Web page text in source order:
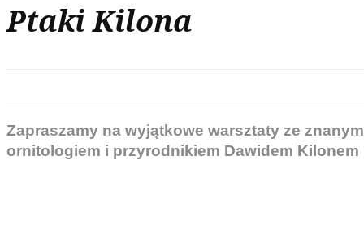
Ptaki Kilona
Zapraszamy na wyjątkowe warsztaty ze znanym
ornitologiem i przyrodnikiem Dawidem Kilonem